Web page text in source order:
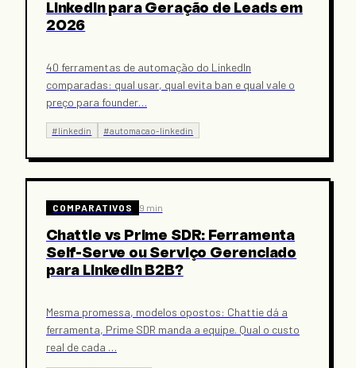
LinkedIn para Geração de Leads em
2026
40 ferramentas de automação do LinkedIn
comparadas: qual usar, qual evita ban e qual vale o
preço para founder…
#linkedin #automacao-linkedin
COMPARATIVOS 9 min
Chattie vs Prime SDR: Ferramenta
Self-Serve ou Serviço Gerenciado
para LinkedIn B2B?
Mesma promessa, modelos opostos: Chattie dá a
ferramenta, Prime SDR manda a equipe. Qual o custo
real de cada …